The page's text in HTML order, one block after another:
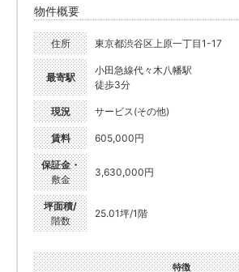
物件概要
住所 東京都渋谷区上原一丁目1-17
最寄駅
小田急線代々木八幡駅
徒歩3分
現況 サービス(その他)
賃料 605,000円
保証金・
敷金
3,630,000円
坪面積/
階数
25.01坪/1階
特徴